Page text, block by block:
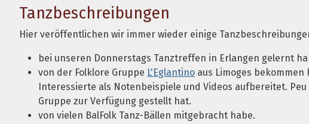
Tanzbeschreibungen
Hier veröffentlichen wir immer wieder einige
bei unseren Donnerstags Tanztreffen in Erlangen gelernt
von der Folklore Gruppe L'Eglantino aus Limoges
Interessierte als Notenbeispiele und Videos aufbereitet.
Gruppe zur Verfügung gestellt hat.
von vielen BalFolk Tanz-Bällen mitgebracht habe.